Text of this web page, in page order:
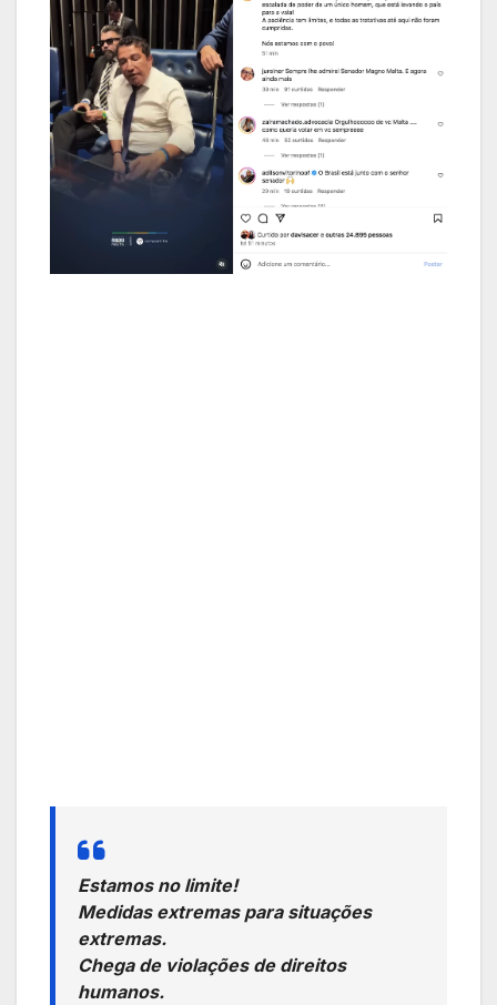
Estamos no limite!
Medidas extremas para situações
extremas.
Chega de violações de direitos
humanos.